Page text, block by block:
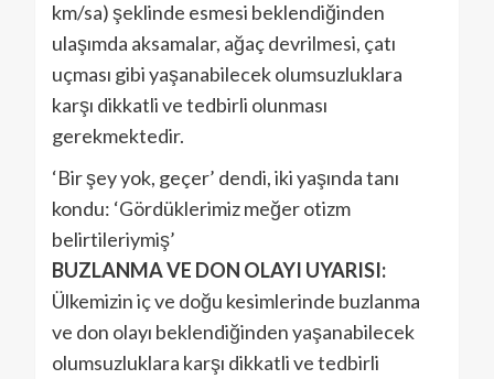
km/sa) şeklinde esmesi beklendiğinden
ulaşımda aksamalar, ağaç devrilmesi, çatı
uçması gibi yaşanabilecek olumsuzluklara
karşı dikkatli ve tedbirli olunması
gerekmektedir.
‘Bir şey yok, geçer’ dendi, iki yaşında tanı
kondu: ‘Gördüklerimiz meğer otizm
belirtileriymiş’
BUZLANMA VE DON OLAYI UYARISI:
Ülkemizin iç ve doğu kesimlerinde buzlanma
ve don olayı beklendiğinden yaşanabilecek
olumsuzluklara karşı dikkatli ve tedbirli